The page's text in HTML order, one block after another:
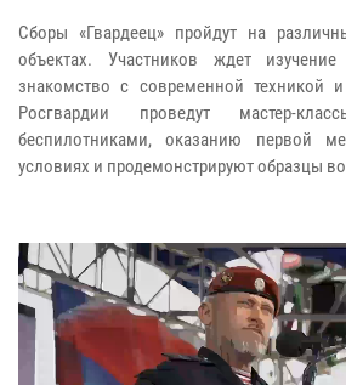
Сборы «Гвардеец» пройдут на
объектах. Участников ждет
знакомство с современной техникой
Росгвардии проведут мастер-
беспилотниками, оказанию первой
условиях и продемонстрируют образцы